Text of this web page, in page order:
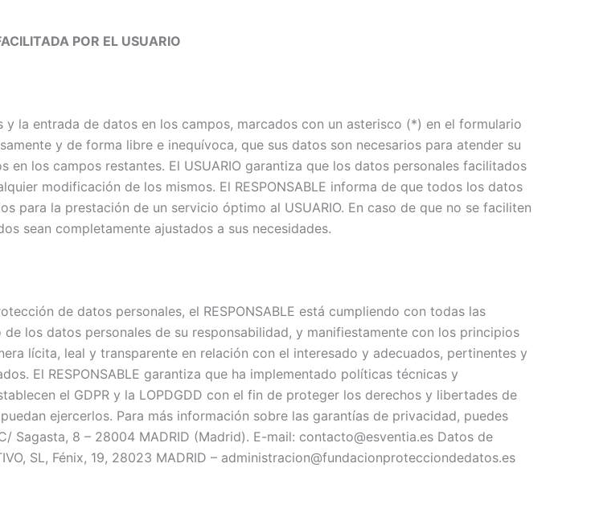
POR EL USUARIO
la entrada de datos en los campos, marcados con un asterisco (*) en el formulario
y de forma libre e inequívoca, que sus datos son necesarios para atender su
los campos restantes. El USUARIO garantiza que los datos personales facilitados
modificación de los mismos. El RESPONSABLE informa de que todos los datos
para la prestación de un servicio óptimo al USUARIO. En caso de que no se faciliten
sean completamente ajustados a sus necesidades.
de datos personales, el RESPONSABLE está cumpliendo con todas las
los datos personales de su responsabilidad, y manifiestamente con los principios
lícita, leal y transparente en relación con el interesado y adecuados, pertinentes y
El RESPONSABLE garantiza que ha implementado políticas técnicas y
el GDPR y la LOPDGDD con el fin de proteger los derechos y libertades de
ejercerlos. Para más información sobre las garantías de privacidad, puedes
Sagasta, 8 – 28004 MADRID (Madrid). E-mail: contacto@esventia.es Datos de
SL, Fénix, 19, 28023 MADRID – administracion@fundacionprotecciondedatos.es